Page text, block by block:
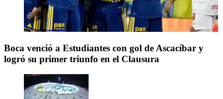
Boca venció a Estudiantes con gol de Ascacíbar y
logró su primer triunfo en el Clausura